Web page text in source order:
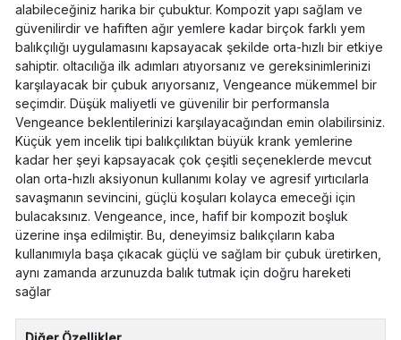
alabileceğiniz harika bir çubuktur. Kompozit yapı sağlam ve
güvenilirdir ve hafiften ağır yemlere kadar birçok farklı yem
balıkçılığı uygulamasını kapsayacak şekilde orta-hızlı bir etkiye
sahiptir. oltacılığa ilk adımları atıyorsanız ve gereksinimlerinizi
karşılayacak bir çubuk arıyorsanız, Vengeance mükemmel bir
seçimdir. Düşük maliyetli ve güvenilir bir performansla
Vengeance beklentilerinizi karşılayacağından emin olabilirsiniz.
Küçük yem incelik tipi balıkçılıktan büyük krank yemlerine
kadar her şeyi kapsayacak çok çeşitli seçeneklerde mevcut
olan orta-hızlı aksiyonun kullanımı kolay ve agresif yırtıcılarla
savaşmanın sevincini, güçlü koşuları kolayca emeceği için
bulacaksınız. Vengeance, ince, hafif bir kompozit boşluk
üzerine inşa edilmiştir. Bu, deneyimsiz balıkçıların kaba
kullanımıyla başa çıkacak güçlü ve sağlam bir çubuk üretirken,
aynı zamanda arzunuzda balık tutmak için doğru hareketi
sağlar